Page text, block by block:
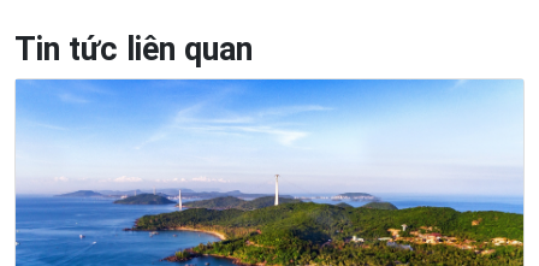
Tin tức liên quan